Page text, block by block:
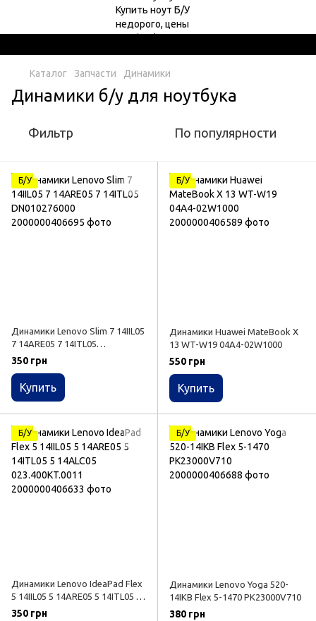
Каталог Запчасти Динамики
Динамики б/у для ноутбука
Фильтр По популярности
Б/У
Динамики Lenovo Slim 7 14IIL05
7 14ARE05 7 14ITL05
DN010276000
350 грн
Купить
Б/У
Динамики Huawei MateBook X
13 WT-W19 04A4-02W1000
550 грн
Купить
Б/У
Динамики Lenovo IdeaPad Flex
5 14IIL05 5 14ARE05 5 14ITL05 5
14ALC05 023.400KT.0011
350 грн
Б/У
Динамики Lenovo Yoga 520-
14IKB Flex 5-1470 PK23000V710
380 грн